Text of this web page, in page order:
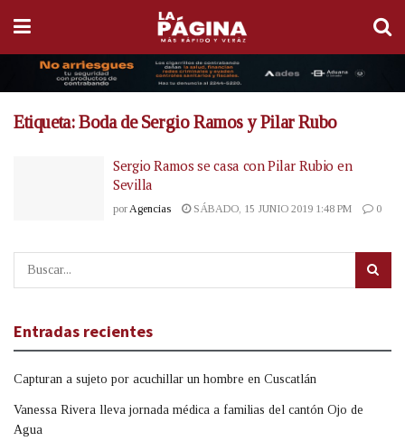
Etiqueta:Boda de Sergio Ramos y Pilar Rubo
Sergio Ramos se casa con Pilar Rubio en
Sevilla
por Agencias SÁBADO, 15 JUNIO 2019 1:48 PM 0
Entradas recientes
Capturan a sujeto por acuchillar un hombre en Cuscatlán
Vanessa Rivera lleva jornada médica a familias del cantón Ojo de
Agua